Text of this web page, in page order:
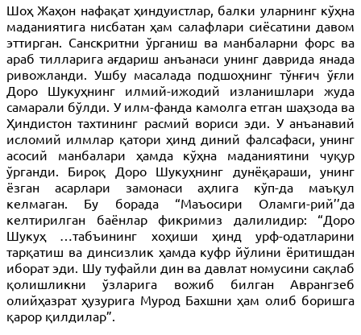
Шоҳ Жаҳон нафақат ҳиндуистлар, балки уларнинг кўҳна
маданиятига нисбатан ҳам салафлари сиёсатини давом
эттирган. Санскритни ўрганиш ва манбаларни форс ва
араб тилларига ағдариш анъанаси унинг даврида янада
ривожланди. Ушбу масалада подшоҳнинг тўнғич ўғли
Доро Шукуҳнинг илмий-ижодий изланишлари жуда
самарали бўлди. У илм-фанда камолга етган шаҳзода ва
Ҳиндистон тахтининг расмий вориси эди. У анъанавий
исломий илмлар қатори ҳинд диний фалсафаси, унинг
асосий манбалари ҳамда кўҳна маданиятини чуқур
ўрганди. Бироқ Доро Шукуҳнинг дунёқараши, унинг
ёзган асарлари замонаси аҳлига кўп-да маъқул
келмаган. Бу борада “Маъосири Оламги-рий’’да
келтирилган баёнлар фикримиз далилидир: “Доро
Шукуҳ …табъининг хоҳиши ҳинд урф-одатларини
тарқатиш ва динсизлик ҳамда куфр йўлини ёритишдан
иборат эди. Шу туфайли дин ва давлат номусини сақлаб
қолишликни ўзларига вожиб билган Аврангзеб
олийҳазрат ҳузурига Мурод Бахшни ҳам олиб боришга
қарор қилдилар”.